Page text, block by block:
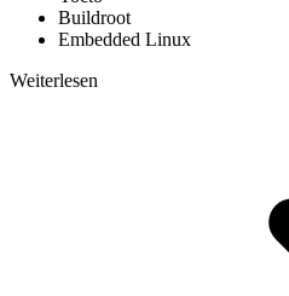
Buildroot
Embedded Linux
Weiterlesen